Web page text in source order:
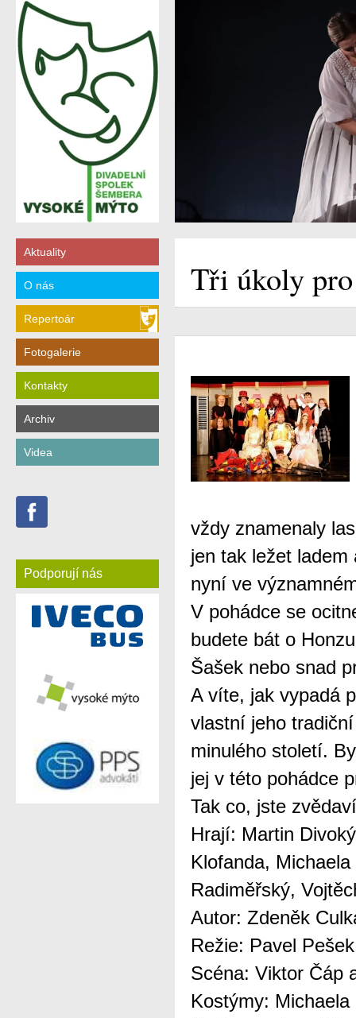
Aktuality
O nás
Repertoár
Fotogalerie
Kontakty
Archiv
Videa
Podporují nás
Tři úkoly
vždy znamenaly
jen tak ležet
nyní ve
V pohádce se
budete bát o
Šašek nebo snad
A víte, jak vypadá
vlastní jeho
minulého století.
jej v této pohádce
Tak co, jste
Hrají: Martin
Klofanda,
Radiměřský,
Autor: Zdeněk
Režie: Pavel Pešek
Scéna: Viktor Čáp
Kostýmy: Michaela